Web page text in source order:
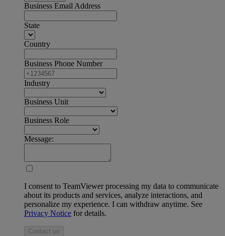
Business Email Address
State
Country
Business Phone Number
Industry
Business Unit
Business Role
Message:
I consent to TeamViewer processing my data to communicate
about its products and services, analyze interactions, and
personalize my experience. I can withdraw anytime. See
Privacy Notice for details.
Contact us